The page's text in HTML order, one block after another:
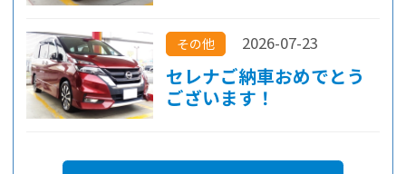
その他 2026-07-23
セレナご納車おめでとう
ございます！